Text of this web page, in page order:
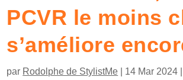
PCVR le moins
s’améliore
par Rodolphe de StylistMe 14 Mar 2024